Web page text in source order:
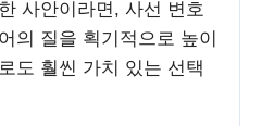
사안이라면, 사선 변호
의 질을 획기적으로 높이
도 훨씬 가치 있는 선택